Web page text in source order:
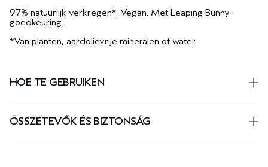
97% natuurlijk verkregen*. Vegan. Met Leaping Bunny-
goedkeuring.
*Van planten, aardolievrije mineralen of water.
HOE TE GEBRUIKEN
ÖSSZETEVŐK ÉS BIZTONSÁG